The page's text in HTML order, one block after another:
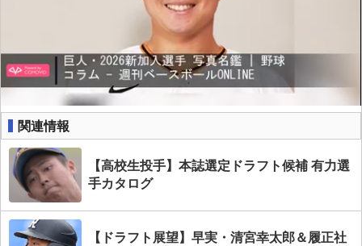
関連情報
【高校生投手】本誌選定ドラフト候補 有力選
手カタログ
【ドラフト展望】早実・清宮幸太郎＆履正社